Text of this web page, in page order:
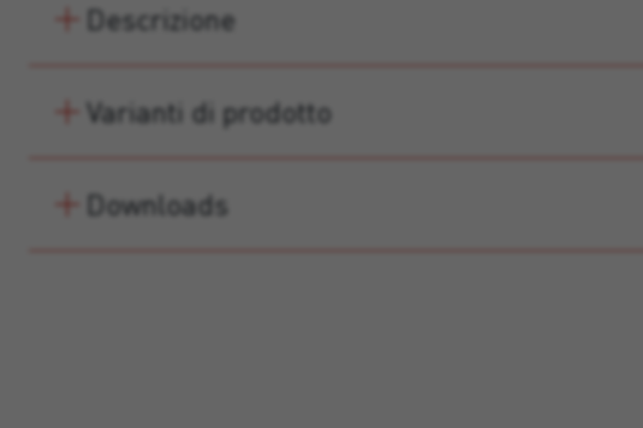
Descrizione
Varianti di prodotto
Downloads